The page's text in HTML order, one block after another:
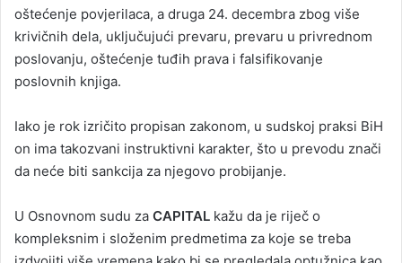
oštećenje povjerilaca, a druga 24. decembra zbog više
krivičnih dela, uključujući prevaru, prevaru u privrednom
poslovanju, oštećenje tuđih prava i falsifikovanje
poslovnih knjiga.
Iako je rok izričito propisan zakonom, u sudskoj praksi BiH
on ima takozvani instruktivni karakter, što u prevodu znači
da neće biti sankcija za njegovo probijanje.
U Osnovnom sudu za CAPITAL kažu da je riječ o
kompleksnim i složenim predmetima za koje se treba